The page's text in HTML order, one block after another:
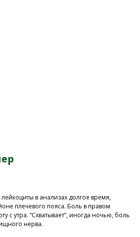
в анализах долгое время,
плечевого пояса. Боль в правом
с утра. “Схватывает”, иногда ночью, боль
нерва.